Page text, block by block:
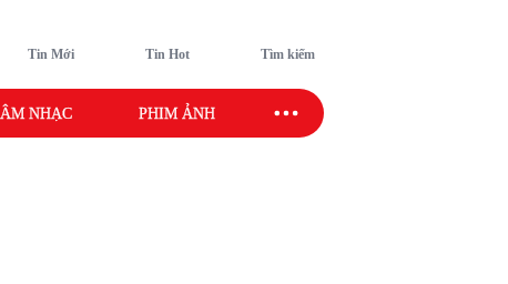
Tin Mới Tin Hot Tìm kiếm
ÂM NHẠC PHIM ẢNH SAO SPORT